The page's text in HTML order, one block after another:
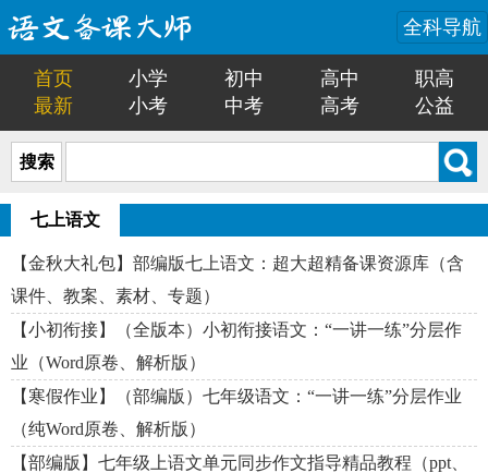
全科导航
首页 小学 初中 高中
职高
最新
小考 中考 高考 公益
搜索
七上语文
【金秋大礼包】部编版七上语文：超大超精备课资源库（含
课件、教案、素材、专题）
【小初衔接】（全版本）小初衔接语文：“一讲一练”分层作
业（Word原卷、解析版）
【寒假作业】（部编版）七年级语文：“一讲一练”分层作业
（纯Word原卷、解析版）
【部编版】七年级上语文单元同步作文指导精品教程（ppt、